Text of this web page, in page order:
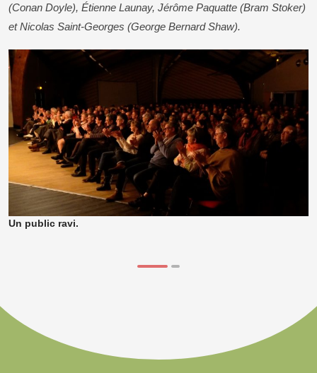
(Conan Doyle), Étienne Launay, Jérôme Paquatte (Bram Stoker)
et Nicolas Saint-Georges (George Bernard Shaw).
Un public ravi.